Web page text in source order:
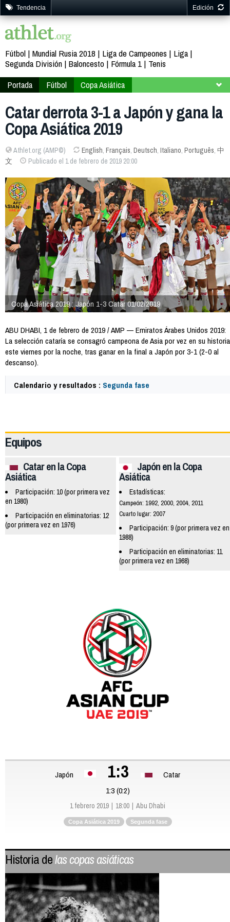
Tendencia Edición
Fútbol Mundial Rusia 2018 Liga de Campeones
Liga
Segunda División Baloncesto Fórmula 1
Tenis
Portada
Fútbol
Copa Asiática
Segunda fase
Catar derrota 3-1 a Japón y gana la
Copa Asiática 2019
Athlet.org (AMP©) English, Français, Deutsch, Italiano, Português, 中
文
Publicado el 1 de febrero de 2019 20:00
Copa Asiática 2019 : Japón 1-3 Catar 01/02/2019
ABU DHABI, 1 de febrero de 2019 / AMP — Emiratos Árabes Unidos 2019:
La selección cataría se consagró campeona de Asia por vez en su historia
este viernes por la noche, tras ganar en la final a Japón por 3-1 (2-0 al
descanso).
Calendario y resultados : Segunda fase
Equipos
Japón en la Copa
Asiática
Estadísticas:
Campeón: 1992, 2000, 2004, 2011
Cuarto lugar: 2007
Participación: 9 (por primera vez en
1988)
Participación en eliminatorias: 11
(por primera vez en 1968)
Catar en la Copa
Asiática
Participación: 10 (por primera vez
en 1980)
Participación en eliminatorias: 12
(por primera vez en 1976)
Japón 1:3
Catar
1:3 (0:2)
1 febrero 2019 18:00 Abu Dhabi
Copa Asiática 2019 Segunda fase
Historia delas copas asiáticas